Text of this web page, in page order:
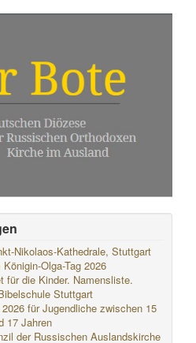
Nikolaos-Kathedrale, Stuttgart
Olga-Tag 2026
für die Kinder. Namensliste.
Stuttgart
für Jugendliche zwischen 15
17 Jahren
der Russischen Auslandskirche